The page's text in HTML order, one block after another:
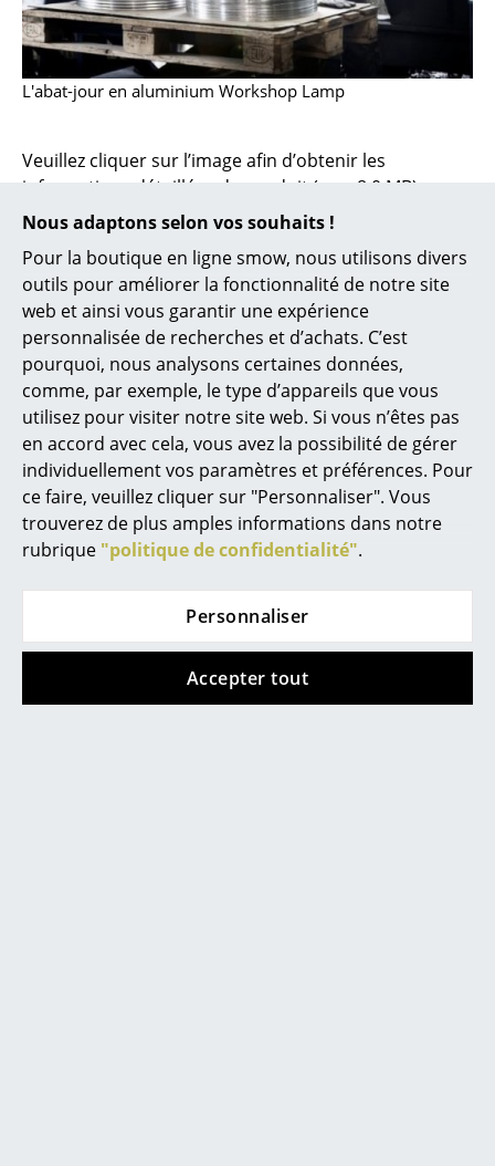
Nous adaptons selon vos souhaits !
Pour la boutique en ligne smow, nous utilisons divers
outils pour améliorer la fonctionnalité de notre site
web et ainsi vous garantir une expérience
personnalisée de recherches et d’achats. C’est
pourquoi, nous analysons certaines données,
comme, par exemple, le type d’appareils que vous
utilisez pour visiter notre site web. Si vous n’êtes pas
en accord avec cela, vous avez la possibilité de gérer
individuellement vos paramètres et préférences. Pour
ce faire, veuillez cliquer sur "Personnaliser". Vous
trouverez de plus amples informations dans notre
rubrique "politique de confidentialité".
Personnaliser
Accepter tout
Lampadaires et Liseuses
Lampes de sol
Appliques murales
Luminaires d’extérieur
... voir tous les luminaires
Lits
Lits doubles
Lits simples
Lits empilables
Lits enfants
Tables de chevet et Accessoires de lit
... voir tous les lits
Horloges
Miroirs
L'abat-jour en aluminium Workshop Lamp
Veuillez cliquer sur l’image afin d’obtenir les
informations détaillées du produit (env. 8,0 MB).
0800 15 60 00
lun-ven : 9h-17h